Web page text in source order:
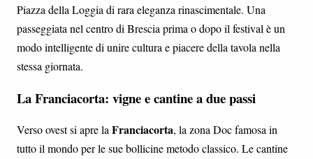
Piazza della Loggia di rara eleganza rinascimentale. Una
passeggiata nel centro di Brescia prima o dopo il festival è un
modo intelligente di unire cultura e piacere della tavola nella
stessa giornata.
La Franciacorta: vigne e cantine a due passi
Verso ovest si apre laFranciacorta, la zona Doc famosa in
tutto il mondo per le sue bollicine metodo classico. Le cantine